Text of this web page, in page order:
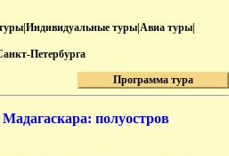
туры|Авиа туры|
Петербурга
Программа тура
полуостров